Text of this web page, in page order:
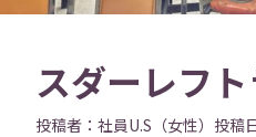
スダーレフ
投稿者： 社員U.S（女性） 投稿